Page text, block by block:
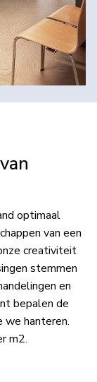
optimaal
van een
creativiteit
stemmen
en
bepalen de
we hanteren.
m2.